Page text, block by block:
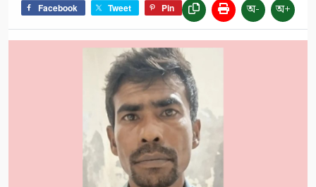
Facebook Tweet Pin অ- অ+